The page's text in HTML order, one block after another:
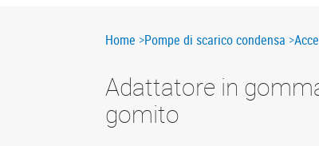
Breadcrumb
Home Pompe di scarico condensa
Adattatore in
gomito